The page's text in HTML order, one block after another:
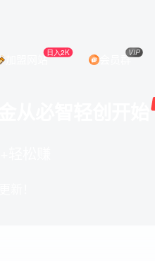
加盟网站日入2K 会员群VIP